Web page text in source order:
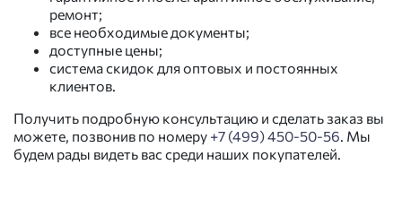
ремонт;
все необходимые документы;
доступные цены;
система скидок для оптовых и постоянных
клиентов.
Получить подробную консультацию и сделать заказ вы
можете, позвонив по номеру +7 (499) 450-50-56. Мы
будем рады видеть вас среди наших покупателей.